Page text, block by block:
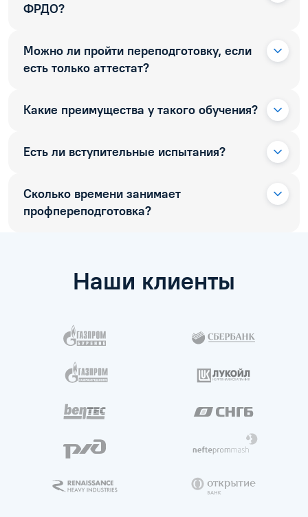
ФРДО?
Можно ли пройти переподготовку, если
есть только аттестат?
Какие преимущества у такого обучения?
Есть ли вступительные испытания?
Сколько времени занимает
профпереподготовка?
Наши клиенты